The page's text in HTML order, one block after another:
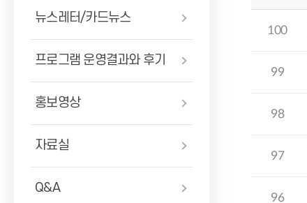
뉴스레터/카드뉴스
프로그램 운영결과와 후기
홍보영상
자료실
Q&A
100
99
98
97
96